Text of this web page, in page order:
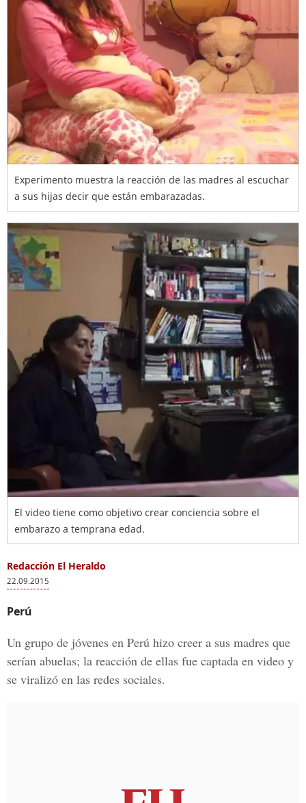
Experimento muestra la reacción de las madres al escuchar
a sus hijas decir que están embarazadas.
El video tiene como objetivo crear conciencia sobre el
embarazo a temprana edad.
Redacción El Heraldo
22.09.2015
Perú
Un grupo de jóvenes en Perú hizo creer a sus madres que
serían abuelas; la reacción de ellas fue captada en video y
se viralizó en las redes sociales.